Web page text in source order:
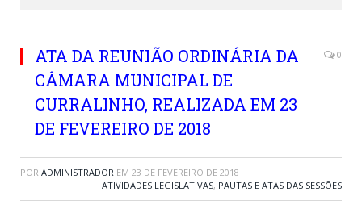
ATA DA REUNIÃO ORDINÁRIA DA
CÂMARA MUNICIPAL DE
CURRALINHO, REALIZADA EM 23
DE FEVEREIRO DE 2018
0
POR ADMINISTRADOR EM 23 DE FEVEREIRO DE 2018
ATIVIDADES LEGISLATIVAS, PAUTAS E ATAS DAS SESSÕES